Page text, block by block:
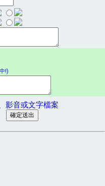
!)
影音或文字檔案